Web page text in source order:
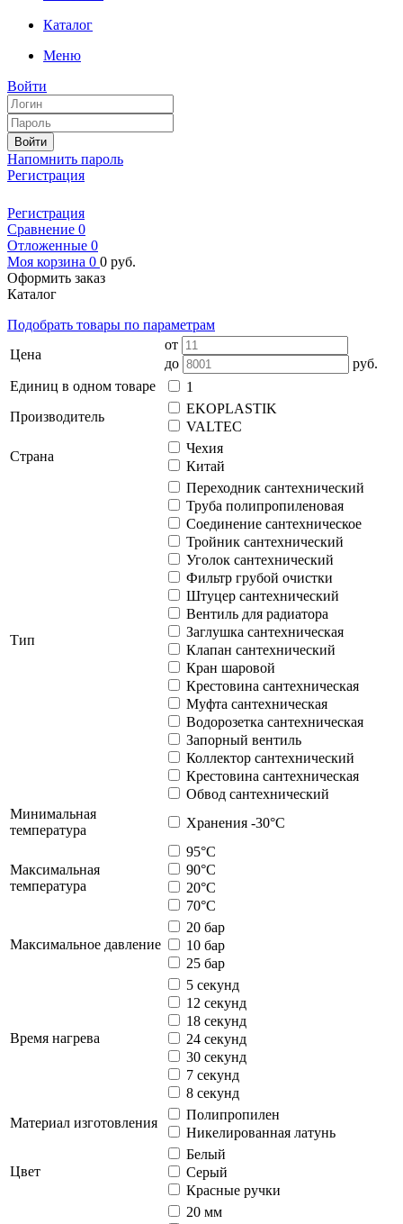
Каталог
Меню
Войти
Войти
Напомнить пароль
Регистрация
Регистрация
Сравнение 0
Отложенные 0
Моя корзина 0 0 руб.
Оформить заказ
Каталог
Подобрать товары по параметрам
Цена
от
до
руб.
Единиц в одном товаре
1
Производитель
EKOPLASTIK
VALTEC
Страна
Чехия
Китай
Тип
Переходник сантехнический
Труба полипропиленовая
Соединение сантехническое
Тройник сантехнический
Уголок сантехнический
Фильтр грубой очистки
Штуцер сантехнический
Вентиль для радиатора
Заглушка сантехническая
Клапан сантехнический
Кран шаровой
Крестовина сантехническая
Муфта сантехническая
Водорозетка сантехническая
Запорный вентиль
Коллектор сантехнический
Крестовина сантехническая
Обвод сантехнический
Минимальная
температура
Хранения -30°С
Максимальная
температура
95°С
90°С
20°С
70°С
Максимальное давление
20 бар
10 бар
25 бар
Время нагрева
5 секунд
12 секунд
18 секунд
24 секунд
30 секунд
7 секунд
8 секунд
Материал изготовления
Полипропилен
Никелированная латунь
Цвет
Белый
Серый
Красные ручки
20 мм